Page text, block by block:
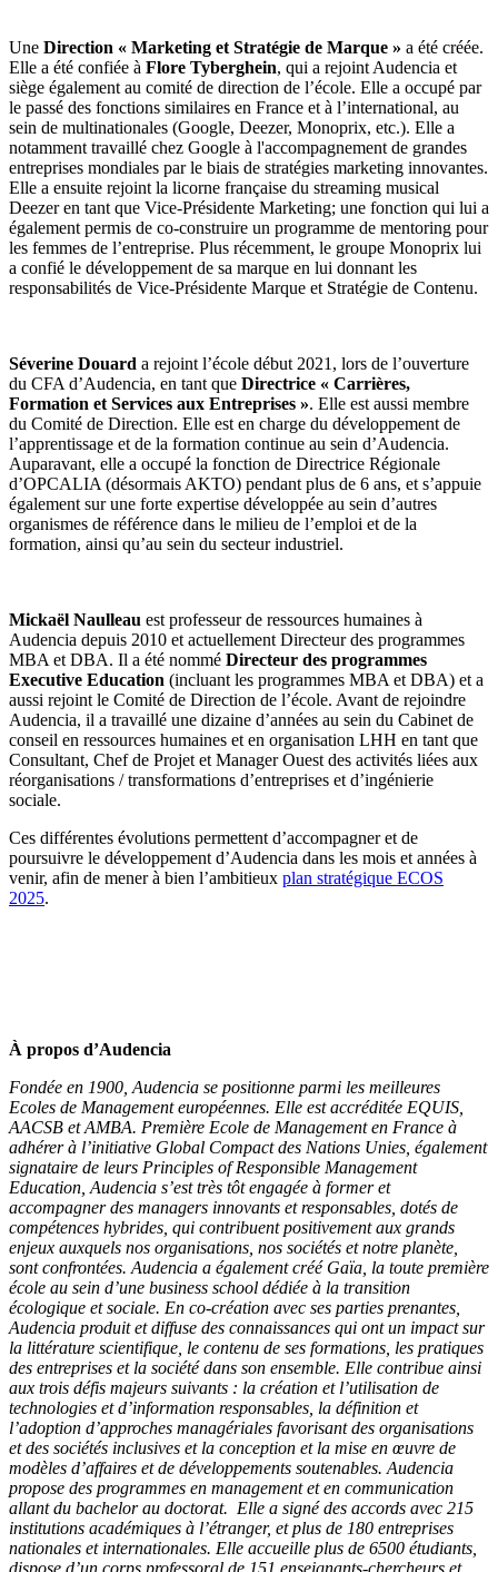
Une Direction « Marketing et Stratégie de Marque » a été créée.
Elle a été confiée à Flore Tyberghein, qui a rejoint Audencia et
siège également au comité de direction de l’école. Elle a occupé par
le passé des fonctions similaires en France et à l’international, au
sein de multinationales (Google, Deezer, Monoprix, etc.). Elle a
notamment travaillé chez Google à l'accompagnement de grandes
entreprises mondiales par le biais de stratégies marketing innovantes.
Elle a ensuite rejoint la licorne française du streaming musical
Deezer en tant que Vice-Présidente Marketing; une fonction qui lui a
également permis de co-construire un programme de mentoring pour
les femmes de l’entreprise. Plus récemment, le groupe Monoprix lui
a confié le développement de sa marque en lui donnant les
responsabilités de Vice-Présidente Marque et Stratégie de Contenu.
Séverine Douard a rejoint l’école début 2021, lors de l’ouverture
du CFA d’Audencia, en tant que Directrice « Carrières,
Formation et Services aux Entreprises ». Elle est aussi membre
du Comité de Direction. Elle est en charge du développement de
l’apprentissage et de la formation continue au sein d’Audencia.
Auparavant, elle a occupé la fonction de Directrice Régionale
d’OPCALIA (désormais AKTO) pendant plus de 6 ans, et s’appuie
également sur une forte expertise développée au sein d’autres
organismes de référence dans le milieu de l’emploi et de la
formation, ainsi qu’au sein du secteur industriel.
Mickaël Naulleau est professeur de ressources humaines à
Audencia depuis 2010 et actuellement Directeur des programmes
MBA et DBA. Il a été nommé Directeur des programmes
Executive Education (incluant les programmes MBA et DBA) et a
aussi rejoint le Comité de Direction de l’école. Avant de rejoindre
Audencia, il a travaillé une dizaine d’années au sein du Cabinet de
conseil en ressources humaines et en organisation LHH en tant que
Consultant, Chef de Projet et Manager Ouest des activités liées aux
réorganisations / transformations d’entreprises et d’ingénierie
sociale.
Ces différentes évolutions permettent d’accompagner et de
poursuivre le développement d’Audencia dans les mois et années à
venir, afin de mener à bien l’ambitieux plan stratégique ECOS
2025.
À propos d’Audencia
Fondée en 1900, Audencia se positionne parmi les meilleures
Ecoles de Management européennes. Elle est accréditée EQUIS,
AACSB et AMBA. Première Ecole de Management en France à
adhérer à l’initiative Global Compact des Nations Unies, également
signataire de leurs Principles of Responsible Management
Education, Audencia s’est très tôt engagée à former et
accompagner des managers innovants et responsables, dotés de
compétences hybrides, qui contribuent positivement aux grands
enjeux auxquels nos organisations, nos sociétés et notre planète,
sont confrontées. Audencia a également créé Gaïa, la toute première
école au sein d’une business school dédiée à la transition
écologique et sociale. En co-création avec ses parties prenantes,
Audencia produit et diffuse des connaissances qui ont un impact sur
la littérature scientifique, le contenu de ses formations, les pratiques
des entreprises et la société dans son ensemble. Elle contribue ainsi
aux trois défis majeurs suivants : la création et l’utilisation de
technologies et d’information responsables, la définition et
l’adoption d’approches managériales favorisant des organisations
et des sociétés inclusives et la conception et la mise en œuvre de
modèles d’affaires et de développements soutenables. Audencia
propose des programmes en management et en communication
allant du bachelor au doctorat. Elle a signé des accords avec 215
institutions académiques à l’étranger, et plus de 180 entreprises
nationales et internationales. Elle accueille plus de 6500 étudiants,
dispose d’un corps professoral de 151 enseignants-chercheurs et